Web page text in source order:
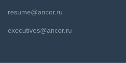
resume@ancor.ru
executives@ancor.ru